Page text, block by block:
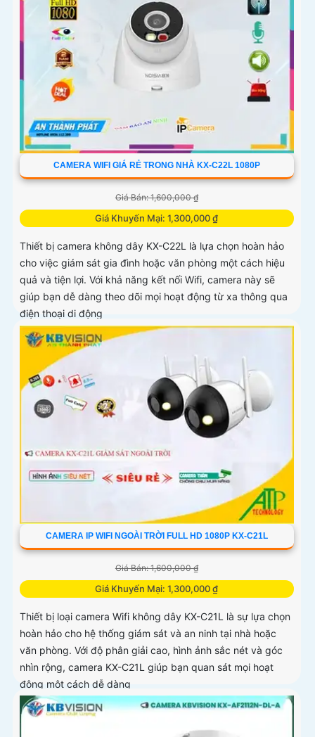
CAMERA WIFI GIÁ RẺ TRONG NHÀ KX-C22L 1080P
Giá Bán: 1,600,000 ₫
Giá Khuyến Mại: 1,300,000 ₫
Thiết bị camera không dây KX-C22L là lựa chọn hoàn hảo
cho việc giám sát gia đình hoặc văn phòng một cách hiệu
quả và tiện lợi. Với khả năng kết nối Wifi, camera này sẽ
giúp bạn dễ dàng theo dõi mọi hoạt động từ xa thông qua
điện thoại di động
CAMERA IP WIFI NGOÀI TRỜI FULL HD 1080P KX-C21L
Giá Bán: 1,600,000 ₫
Giá Khuyến Mại: 1,300,000 ₫
Thiết bị loại camera Wifi không dây KX-C21L là sự lựa chọn
hoàn hảo cho hệ thống giám sát và an ninh tại nhà hoặc
văn phòng. Với độ phân giải cao, hình ảnh sắc nét và góc
nhìn rộng, camera KX-C21L giúp bạn quan sát mọi hoạt
động một cách dễ dàng